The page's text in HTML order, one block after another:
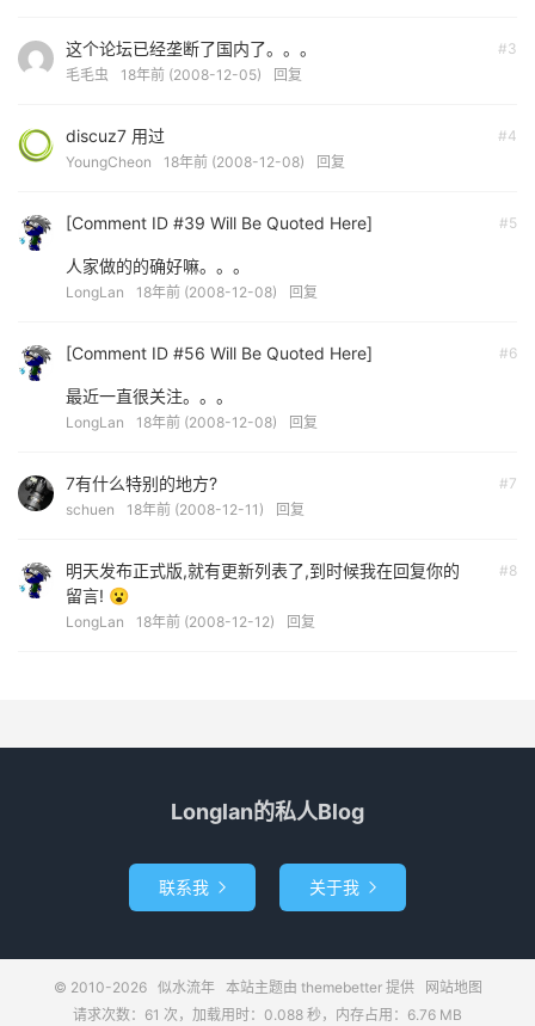
#3
这个论坛已经垄断了国内了。。。
毛毛虫 18年前 (2008-12-05) 回复
#4
discuz7 用过
YoungCheon 18年前 (2008-12-08) 回复
#5
[Comment ID #39 Will Be Quoted Here]
人家做的的确好嘛。。。
LongLan 18年前 (2008-12-08) 回复
#6
[Comment ID #56 Will Be Quoted Here]
最近一直很关注。。。
LongLan 18年前 (2008-12-08) 回复
#7
7有什么特别的地方?
schuen 18年前 (2008-12-11) 回复
#8
明天发布正式版,就有更新列表了,到时候我在回复你的
留言! 😮
LongLan 18年前 (2008-12-12) 回复
Longlan的私人Blog
联系我  关于我 
© 2010-2026 似水流年本站主题由 themebetter提供 网站地图
请求次数：61 次，加载用时：0.088 秒，内存占用：6.76 MB